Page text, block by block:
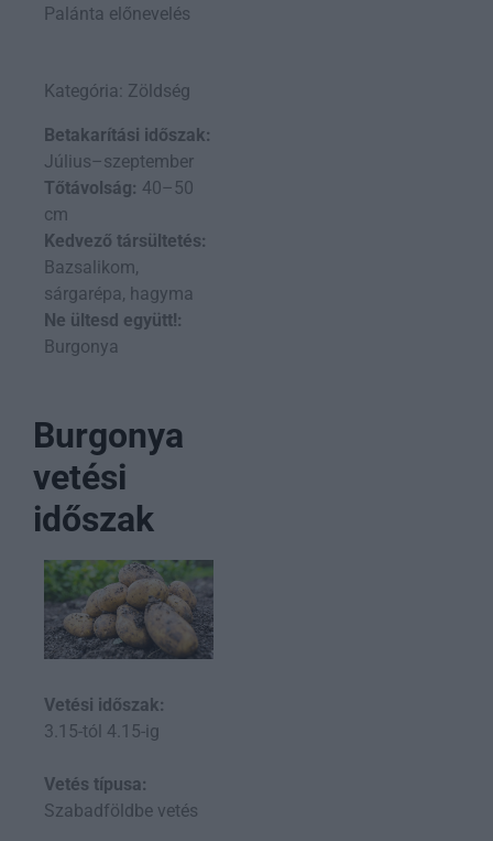
Palánta előnevelés
Kategória: Zöldség
Betakarítási időszak:
Július–szeptember
Tőtávolság: 40–50
cm
Kedvező társültetés:
Bazsalikom,
sárgarépa, hagyma
Ne ültesd együtt!:
Burgonya
Burgonya
vetési
időszak
Vetési időszak:
3.15-tól 4.15-ig
Vetés típusa:
Szabadföldbe vetés